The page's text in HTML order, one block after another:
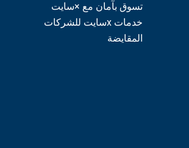
تسوق بآمان مع ×سايت
خدمات xسايت للشركات
المقايضة